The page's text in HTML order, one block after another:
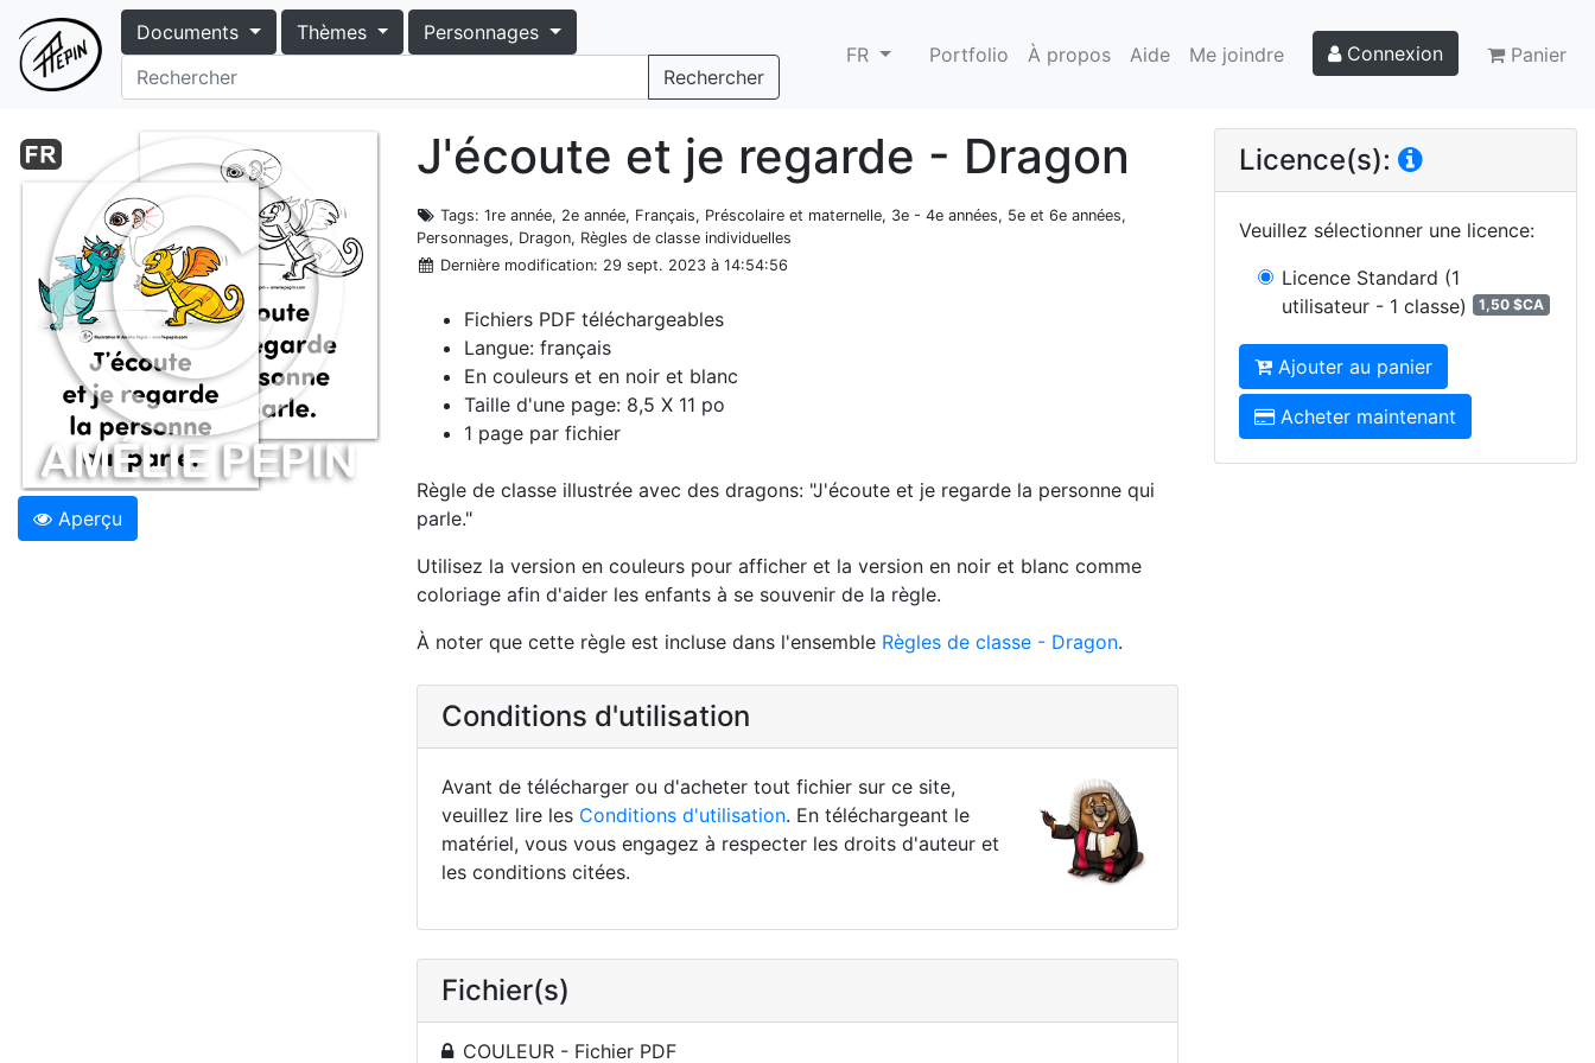
Documents Thèmes
Personnages
Rechercher
FR Portfolio À propos Aide Me joindre Connexion Panier
Aperçu
J'écoute et je regarde - Dragon
Tags: 1re année, 2e année, Français, Préscolaire et maternelle, 3e - 4e années, 5e et 6e années,
Personnages, Dragon, Règles de classe individuelles
Dernière modification: 29 sept. 2023 à 14:54:56
Fichiers PDF téléchargeables
Langue: français
En couleurs et en noir et blanc
Taille d'une page: 8,5 X 11 po
1 page par fichier
Règle de classe illustrée avec des dragons: "J'écoute et je regarde la personne qui
parle."
Utilisez la version en couleurs pour afficher et la version en noir et blanc comme
coloriage afin d'aider les enfants à se souvenir de la règle.
À noter que cette règle est incluse dans l'ensemble Règles de classe - Dragon.
Conditions d'utilisation
Avant de télécharger ou d'acheter tout fichier sur ce site,
veuillez lire les Conditions d'utilisation. En téléchargeant le
matériel, vous vous engagez à respecter les droits d'auteur et
les conditions citées.
Fichier(s)
COULEUR - Fichier PDF
Licence(s):
Veuillez sélectionner une licence:
Licence Standard (1
utilisateur - 1 classe)
1,50 $CA
Ajouter au panier
Acheter maintenant